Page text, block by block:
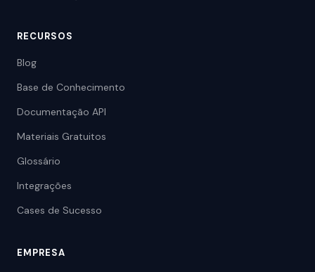
RECURSOS
Blog
Base de Conhecimento
Documentação API
Materiais Gratuitos
Glossário
Integrações
Cases de Sucesso
EMPRESA